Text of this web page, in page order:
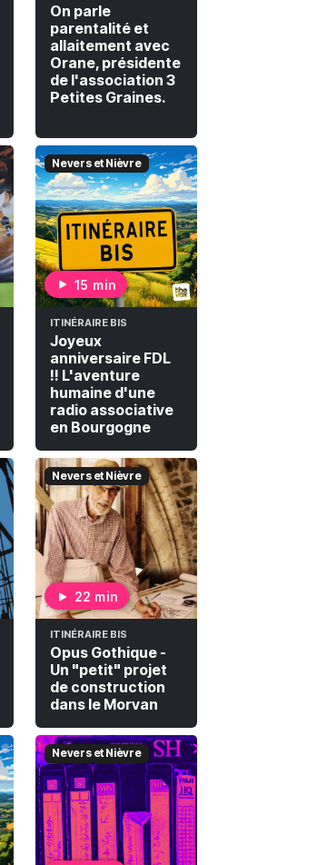
On parle
parentalité et
allaitement avec
Orane, présidente
de l'association 3
Petites Graines.
Nevers et Nièvre
15 min
ITINÉRAIRE BIS
Joyeux
anniversaire FDL
!! L'aventure
humaine d'une
radio associative
en Bourgogne
Nevers et Nièvre
22 min
ITINÉRAIRE BIS
Opus Gothique -
Un "petit" projet
de construction
dans le Morvan
Nevers et Nièvre